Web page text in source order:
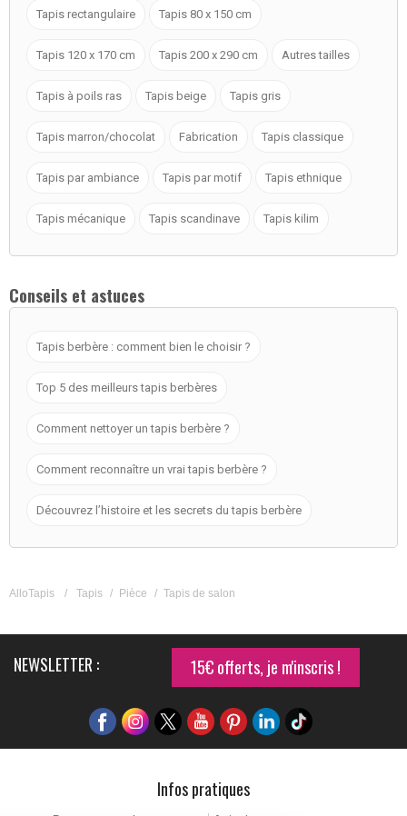
Tapis rectangulaire Tapis 80 x 150 cm
Tapis 120 x 170 cm Tapis 200 x 290 cm Autres tailles
Tapis à poils ras Tapis beige Tapis gris
Tapis marron/chocolat Fabrication Tapis classique
Tapis par ambiance Tapis par motif Tapis ethnique
Tapis mécanique Tapis scandinave Tapis kilim
Conseils et astuces
Tapis berbère : comment bien le choisir ?
Top 5 des meilleurs tapis berbères
Comment nettoyer un tapis berbère ?
Comment reconnaître un vrai tapis berbère ?
Découvrez l’histoire et les secrets du tapis berbère
AlloTapis / Tapis / Pièce / Tapis de salon
NEWSLETTER : 15€ offerts, je m'inscris !
Infos pratiques